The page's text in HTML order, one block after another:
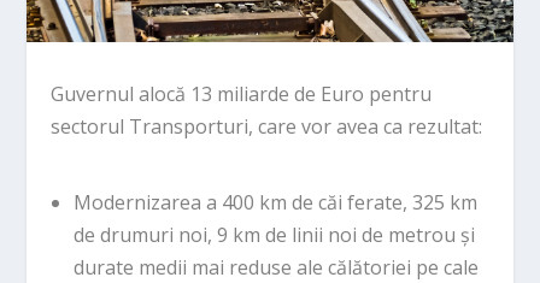
Guvernul alocă 13 miliarde de Euro pentru
sectorul Transporturi, care vor avea ca rezultat:
Modernizarea a 400 km de căi ferate, 325 km
de drumuri noi, 9 km de linii noi de metrou și
durate medii mai reduse ale călătoriei pe cale